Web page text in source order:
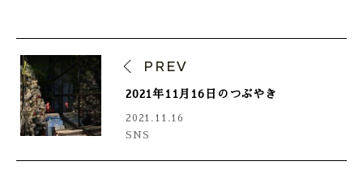
PREV
2021年11月16日のつぶやき
2021.11.16
SNS